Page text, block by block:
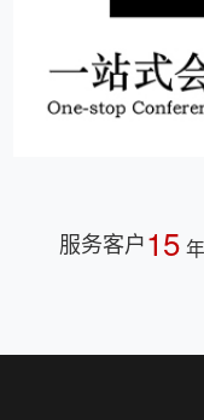
服务客户15 年